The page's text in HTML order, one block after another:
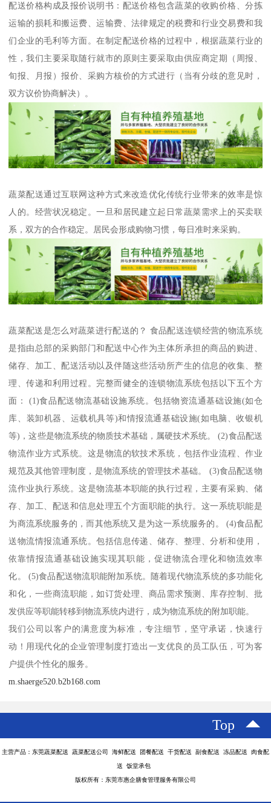
配送价格构成及报价说明书：配送价格包含蔬菜的收购价格、分拣
运输的损耗和搬运费、运输费、法律规定的税费和行业交易费和我
们企业的毛利等方面。在制定配送价格的过程中，根据蔬菜行业的
性，我们主要采取随行就市的原则主要采取由供应商定期（周报、
旬报、月报）报价、采购方核价的方式进行（当有分歧的意见时，
双方议价协商解决）。
蔬菜配送通过互联网这种方式来改造优化传统行业带来的效率是惊
人的。经营状况稳定。一旦和居民建立起日常蔬菜需求上的买卖联
系，双方的合作稳定。居民会形成购物习惯，每日准时来采购。
蔬菜配送是怎么对蔬菜进行配送的？ 食品配送连锁经营的物流系统
是指由总部的采购部门和配送中心作为主体所承担的商品的购进、
储存、加工、配送活动以及伴随这些活动所产生的信息的收集、整
理、传递和利用过程。完整而健全的连锁物流系统包括以下五个方
面： (1)食品配送物流基础设施系统。包括物资流通基础设施(如仓
库、装卸机器、运载机具等)和情报流通基础设施(如电脑、收银机
等)，这些是物流系统的物质技术基础，属硬技术系统。 (2)食品配送
物流作业方式系统。这是物流的软技术系统，包括作业流程、作业
规范及其他管理制度，是物流系统的管理技术基础。 (3)食品配送物
流作业执行系统。这是物流基本职能的执行过程，主要有采购、储
存、加工、配送和信息处理五个方面职能的执行。这一系统职能是
为商流系统服务的，而其他系统又是为这一系统服务的。 (4)食品配
送物流情报流通系统。包括信息传递、储存、整理、分析和使用，
依靠情报流通基础设施实现其职能，促进物流合理化和物流效率
化。 (5)食品配送物流职能附加系统。随着现代物流系统的多功能化
和化，一些商流职能，如订货处理、商品需求预测、库存控制、批
发供应等职能转移到物流系统内进行，成为物流系统的附加职能。
我们公司以客户的满意度为标准，专注细节，坚守承诺，快速行
动！用现代化的企业管理制度打造出一支优良的员工队伍，可为客
户提供个性化的服务。
m.shaerge520.b2b168.com
Top
主营产品：东莞蔬菜配送 蔬菜配送公司 海鲜配送 团餐配送 干货配送 副食配送 冻品配送 肉食配
送 饭堂承包
版权所有：东莞市惠企膳食管理服务有限公司